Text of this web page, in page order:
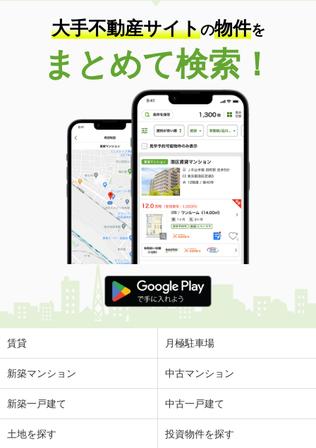
大手不動産サイトの物件を
まとめて検索！
賃貸 月極駐車場
新築マンション 中古マンション
新築一戸建て 中古一戸建て
土地を探す 投資物件を探す